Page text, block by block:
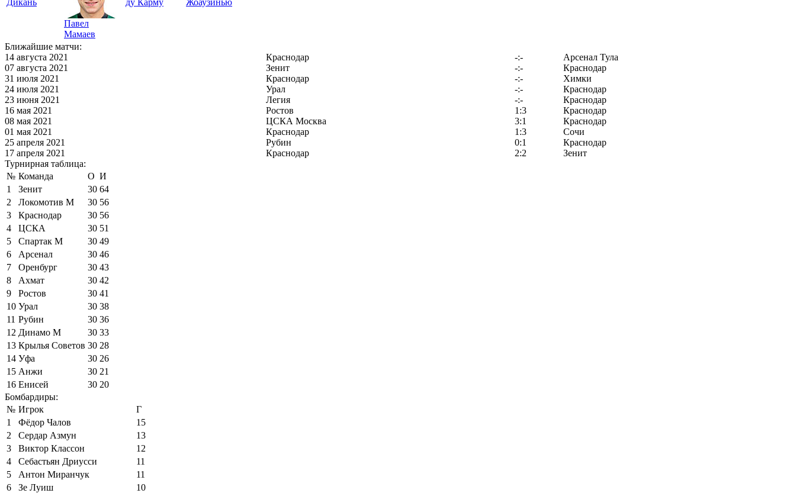
Павел
Мамаев
Ближайшие матчи:
14 августа 2021
Краснодар -:-
Арсенал Тула
07 августа 2021
Зенит -:-
Краснодар
31 июля 2021
Краснодар -:-
Химки
24 июля 2021
Урал -:-
Краснодар
23 июня 2021
Легия -:-
Краснодар
16 мая 2021
Ростов 1:3
Краснодар
08 мая 2021
ЦСКА Москва 3:1
Краснодар
01 мая 2021
Краснодар 1:3
Сочи
25 апреля 2021
Рубин 0:1
Краснодар
17 апреля 2021
Краснодар 2:2
Зенит
Турнирная таблица:
№ Команда О И
1
Зенит 30 64
2
Локомотив М 30 56
3
Краснодар 30 56
4
ЦСКА 30 51
5
Спартак М 30 49
6
Арсенал 30 46
7
Оренбург 30 43
8
Ахмат 30 42
9
Ростов 30 41
10 Урал 30 38
11 Рубин 30 36
12 Динамо М 30 33
13 Крылья Советов 30 28
14 Уфа 30 26
15 Анжи 30 21
16 Енисей 30 20
Бомбардиры:
№ Игрок
Г
1
Фёдор Чалов
15
2
Сердар Азмун
13
3
Виктор Классон
12
4
Себастьян Дриусси
11
5
Антон Миранчук
11
6
Зе Луиш
10